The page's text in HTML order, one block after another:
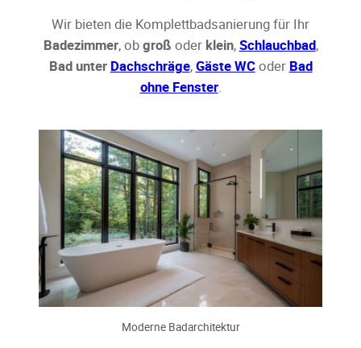
Wir bieten die Komplettbadsanierung für Ihr
Badezimmer, obgroß oder klein,Schlauchbad,
Bad unter Dachschräge,Gäste WCoder Bad
ohne Fenster.
Moderne Badarchitektur